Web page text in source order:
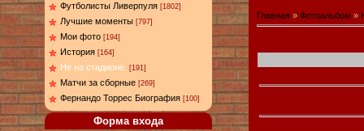
Футболисты Ливерпуля [1802]
Лучшие моменты [797]
Мои фото [194]
История [164]
Не на стадионе. [191]
Матчи за сборные [269]
Фернандо Торрес Биография [100]
Форма входа
Главная » Фотоальбом »